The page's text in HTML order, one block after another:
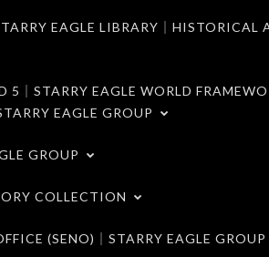
EAGLE LIBRARY｜HISTORICAL
5｜STARRY EAGLE WORLD
EAGLE GROUP
GROUP
COLLECTION
(SENO)｜STARRY EAGLE GROUP